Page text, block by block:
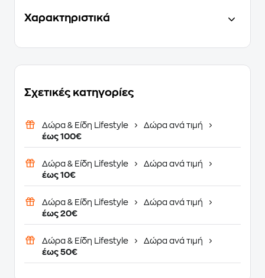
Χαρακτηριστικά
Σχετικές κατηγορίες
Δώρα & Είδη Lifestyle
Δώρα ανά τιμή
έως 100€
Δώρα & Είδη Lifestyle
Δώρα ανά τιμή
έως 10€
Δώρα & Είδη Lifestyle
Δώρα ανά τιμή
έως 20€
Δώρα & Είδη Lifestyle
Δώρα ανά τιμή
έως 50€